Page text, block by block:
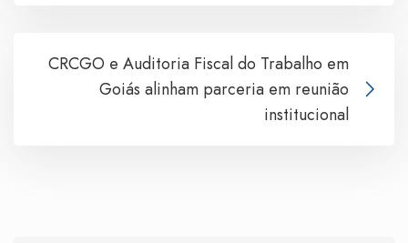
CRCGO e Auditoria Fiscal do Trabalho em
Goiás alinham parceria em reunião
institucional